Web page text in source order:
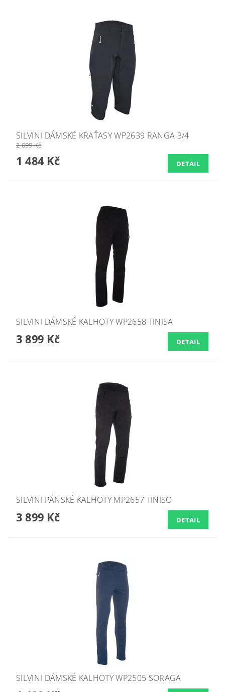
SILVINI DÁMSKÉ KRAŤASY WP2639 RANGA 3/4
2 099 Kč
1 484 Kč DETAIL
SILVINI DÁMSKÉ KALHOTY WP2658 TINISA
3 899 Kč DETAIL
SILVINI PÁNSKÉ KALHOTY MP2657 TINISO
3 899 Kč DETAIL
SILVINI DÁMSKÉ KALHOTY WP2505 SORAGA